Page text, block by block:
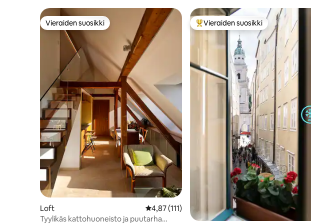
Vieraiden suosikki
Vieraiden suosikki
Loft Keskimääräinen arvio 4,87/5, 111 arvostelua
4,87 (111)
Tyylikäs kattohuoneisto ja puutarha
Vieraiden suosikkien parhaimmistoa
Vieraiden suosikki